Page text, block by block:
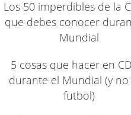
Los 50 imperdibles de la
que debes conocer
Mundial
5 cosas que hacer en
durante el Mundial (y no
futbol)